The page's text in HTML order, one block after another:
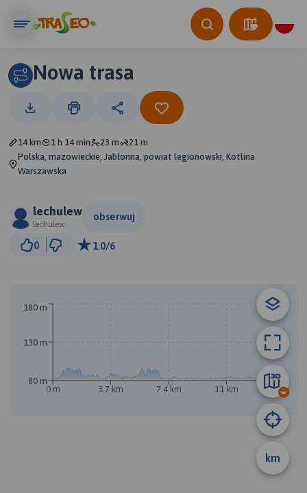
Nowa trasa
14 km 1 h 14 min 23 m
21 m
Polska, mazowieckie, Jabłonna, powiat legionowski, Kotlina
Warszawska
lechulew
lechulew
obserwuj
0 1.0/6
A
km
0 m 3.7 km 7.4 km 11 km 14 km
80 m
130 m
180 m